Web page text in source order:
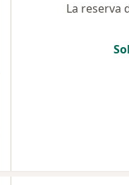
La reserva